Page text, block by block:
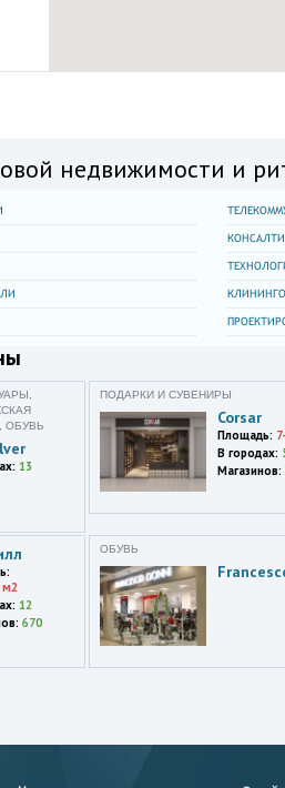
недвижимости и
ОБУВЬ
13
ПОДАРКИ И СУВЕНИРЫ
Corsar
Площадь:
В городах:
Магазинов:
м2
12
670
ОБУВЬ